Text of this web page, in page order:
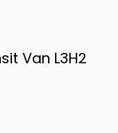
Van L3H2